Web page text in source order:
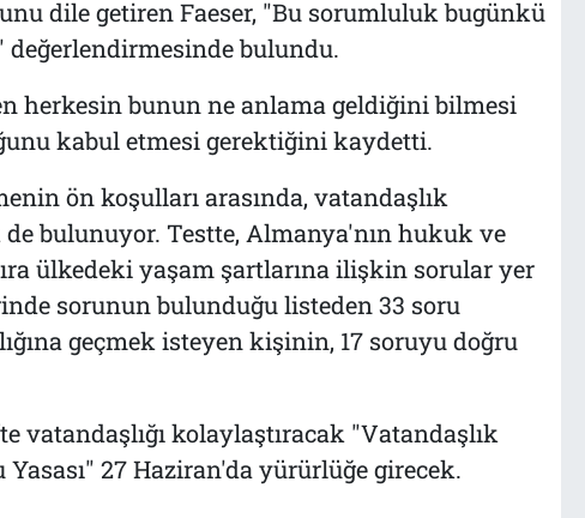
dile getiren Faeser, "Bu sorumluluk bugünkü
bulundu.
herkesin bunun ne anlama geldiğini bilmesi
kabul etmesi gerektiğini kaydetti.
ön koşulları arasında, vatandaşlık
bulunuyor. Testte, Almanya'nın hukuk ve
ülkedeki yaşam şartlarına ilişkin sorular yer
sorunun bulunduğu listeden 33 soru
geçmek isteyen kişinin, 17 soruyu doğru
vatandaşlığı kolaylaştıracak "Vatandaşlık
27 Haziran'da yürürlüğe girecek.